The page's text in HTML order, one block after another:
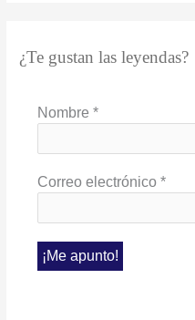
¿Te gustan las leyendas?
Nombre*
Correo electrónico*